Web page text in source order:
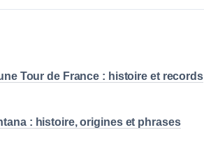
Tour de France : histoire et records
: histoire, origines et phrases